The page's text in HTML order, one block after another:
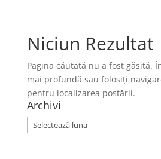
Niciun Rezultat
Pagina căutată nu a fost găsită.
mai profundă sau folosiți
pentru localizarea postării.
Archivi
Archivi